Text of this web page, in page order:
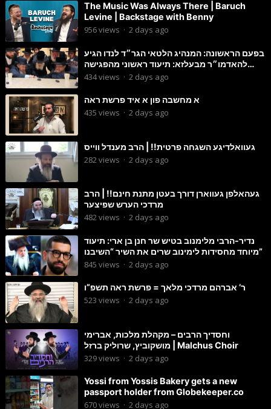
The Music Was Always There | Baruch
Levine | Backstage with Benny
956views · 2 days ago
בפעם הראשונה: המנהיג הלטאי הגר״ד לנדו הגיע
להאדמו״ר מבעלזא: תיעוד ראשוני מהפגישה
הנדירה
434views · 2 days ago
א מחשבה פון א איד פרשת ראה
435 views · 2 days ago
געוואלדיגע השגחה פרטית!! | הרב מענדל ווייס
282views · 2 days ago
געהאלפן געווארן דורך בעטן מתנת חינם!! | הרב
מרדכי הערש שפיצער
482views · 2 days ago
נדיר-הרבי מלימנוב בטיש שר חנן בן ארי: תיעוד
מיוחד מחסידות לימינוב שרים את השיר “השיבנו”
845 views · 2 days ago
ר’ אברהם מרדכי מלאך = פרשת ראה תשפ”ו
523 views · 2 days ago
וחסדיך הרבים – מקהלת מלכות, אברימי
מושקוביץ, שרוליק ברזל | Malchus Choir
329views · 2 days ago
Yossi from Yossis Bakery gets a new
passport holder from Globekeeper.co
670views · 2 days ago